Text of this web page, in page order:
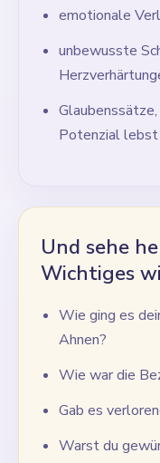
emotionale
unbewusste
Potenzial lebst
Und sehe
Wichtiges
Wie ging es
Ahnen?
Wie war die
Gab es
Warst du